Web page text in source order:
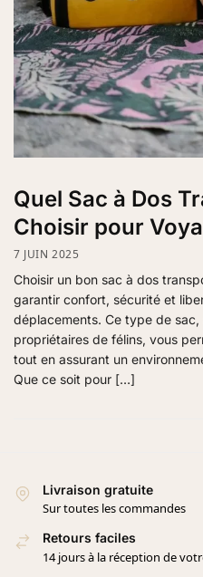
Quel Sac à Dos
Choisir pour
7 JUIN 2025
Choisir un bon sac à dos
garantir confort, sécurité et
déplacements. Ce type de
propriétaires de félins, vous
tout en assurant un
Que ce soit pour […]
Livraison gratuite
Sur toutes les commandes
Retours faciles
14 jours à la réception de